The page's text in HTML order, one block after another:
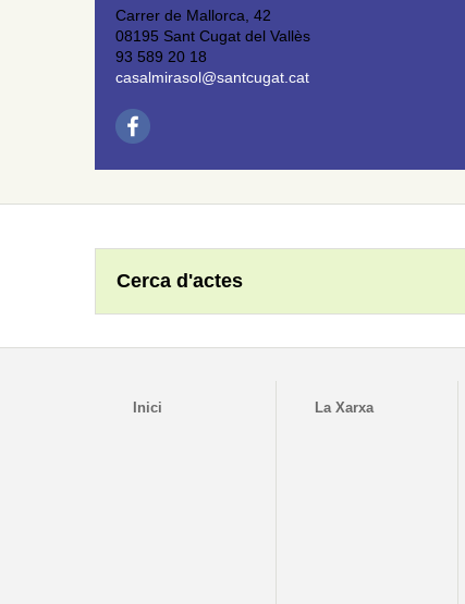
Carrer de Mallorca, 42
08195 Sant Cugat del Vallès
93 589 20 18
casalmirasol@santcugat.cat
Cerca d'actes
Inici La Xarxa